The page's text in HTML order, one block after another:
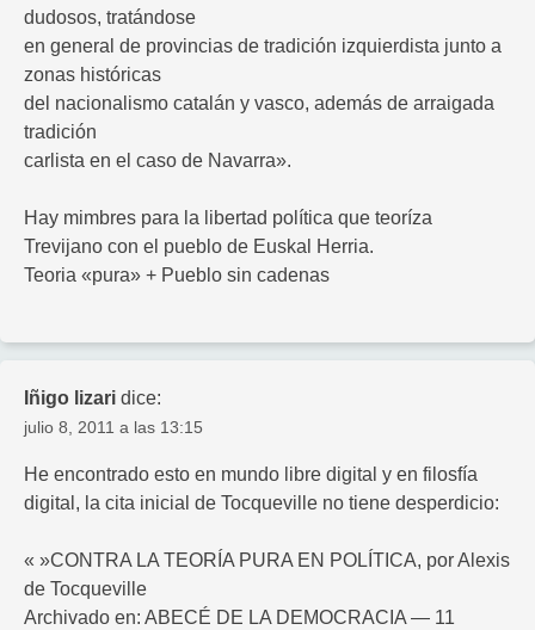
dudosos, tratándose
en general de provincias de tradición izquierdista junto a
zonas históricas
del nacionalismo catalán y vasco, además de arraigada
tradición
carlista en el caso de Navarra».
Hay mimbres para la libertad política que teoríza
Trevijano con el pueblo de Euskal Herria.
Teoria «pura» + Pueblo sin cadenas
Iñigo lizari dice:
julio 8, 2011 a las 13:15
He encontrado esto en mundo libre digital y en filosfía
digital, la cita inicial de Tocqueville no tiene desperdicio:
« »CONTRA LA TEORÍA PURA EN POLÍTICA, por Alexis
de Tocqueville
Archivado en: ABECÉ DE LA DEMOCRACIA — 11